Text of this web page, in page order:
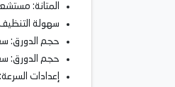
المتانة:
سهولة
حجم الدورق: سعة
حجم الدورق:
إعدادات